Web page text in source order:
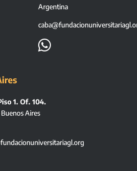
Argentina

1. Of. 104.
Aires